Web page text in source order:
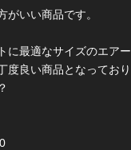
いい商品です。
に最適なサイズのエア
度良い商品となってお